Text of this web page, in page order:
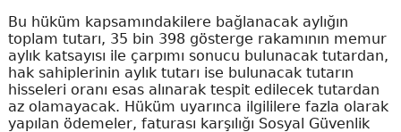
Bu hüküm kapsamındakilere bağlanacak aylığın
toplam tutarı, 35 bin 398 gösterge rakamının memur
aylık katsayısı ile çarpımı sonucu bulunacak tutardan,
hak sahiplerinin aylık tutarı ise bulunacak tutarın
hisseleri oranı esas alınarak tespit edilecek tutardan
az olamayacak. Hüküm uyarınca ilgililere fazla olarak
yapılan ödemeler, faturası karşılığı Sosyal Güvenlik